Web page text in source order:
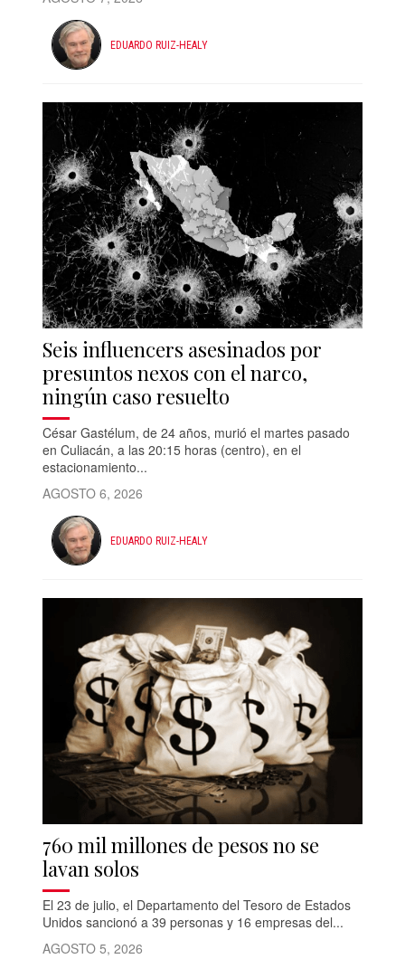
EDUARDO RUIZ-HEALY
Seis influencers asesinados por
presuntos nexos con el narco,
ningún caso resuelto
César Gastélum, de 24 años, murió el martes pasado
en Culiacán, a las 20:15 horas (centro), en el
estacionamiento...
AGOSTO 6, 2026
EDUARDO RUIZ-HEALY
760 mil millones de pesos no se
lavan solos
El 23 de julio, el Departamento del Tesoro de Estados
Unidos sancionó a 39 personas y 16 empresas del...
AGOSTO 5, 2026